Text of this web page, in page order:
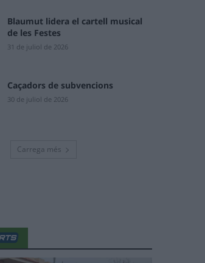
Blaumut lidera el cartell musical
de les Festes
31 de juliol de 2026
Caçadors de subvencions
30 de juliol de 2026
Carrega més